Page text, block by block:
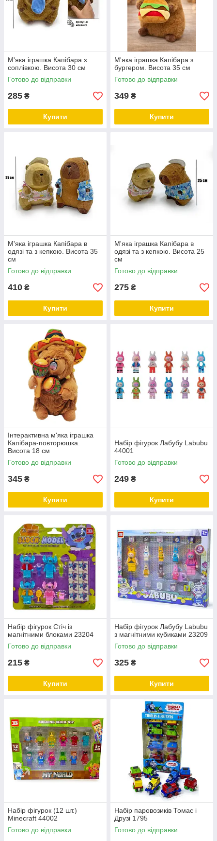
М'яка іграшка Капібара з
соплівкою. Висота 30 см
Готово до відправки
285 ₴
Купити
М'яка іграшка Капібара з
бургером. Висота 35 см
Готово до відправки
349 ₴
Купити
М'яка іграшка Капібара в
одязі та з кепкою. Висота 35
см
Готово до відправки
410 ₴
Купити
М'яка іграшка Капібара в
одязі та з кепкою. Висота 25
см
Готово до відправки
275 ₴
Купити
Інтерактивна м'яка іграшка
Капібара-повторюшка.
Висота 18 см
Готово до відправки
345 ₴
Купити
Набір фігурок Лабубу Labubu
44001
Готово до відправки
249 ₴
Купити
Набір фігурок Стіч із
магнітними блоками 23204
Готово до відправки
215 ₴
Купити
Набір фігурок Лабубу Labubu
з магнітними кубиками 23209
Готово до відправки
325 ₴
Купити
Набір фігурок (12 шт.)
Minecraft 44002
Готово до відправки
Набір паровозиків Томас і
Друзі 1795
Готово до відправки